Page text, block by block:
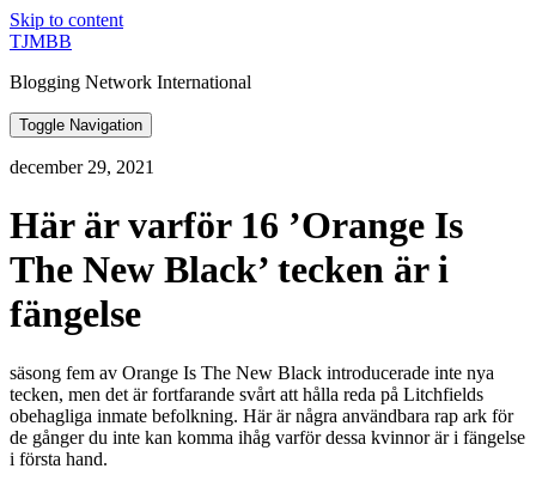
Skip to content
TJMBB
Blogging Network International
Toggle Navigation
december 29, 2021
Här är varför 16 ’Orange Is
The New Black’ tecken är i
fängelse
säsong fem av Orange Is The New Black introducerade inte nya
tecken, men det är fortfarande svårt att hålla reda på Litchfields
obehagliga inmate befolkning. Här är några användbara rap ark för
de gånger du inte kan komma ihåg varför dessa kvinnor är i fängelse
i första hand.